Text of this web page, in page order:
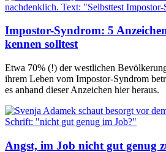
Impostor-Syndrom: 5
kennen solltest
Etwa 70% (!) der westlichen
ihrem Leben vom Impostor-Syndrom
es anhand dieser Anzeichen hier heraus.
Angst, im Job nicht gut genug